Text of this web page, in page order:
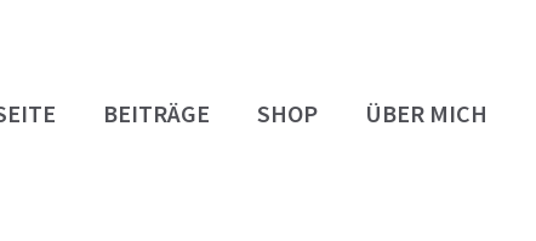
BEITRÄGE SHOP ÜBER MICH